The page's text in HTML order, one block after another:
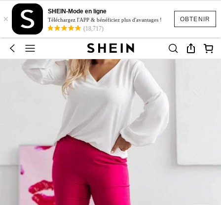
OBTENIR
×
SHEIN-Mode en ligne
Téléchargez l'APP & bénéficiez plus d'avantages !
(18,717)